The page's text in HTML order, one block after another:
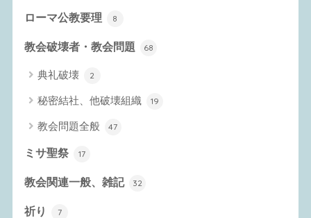
ローマ公教要理 8
教会破壊者・教会問題 68
典礼破壊 2
秘密結社、他破壊組織 19
教会問題全般 47
ミサ聖祭 17
教会関連一般、雑記 32
祈り 7